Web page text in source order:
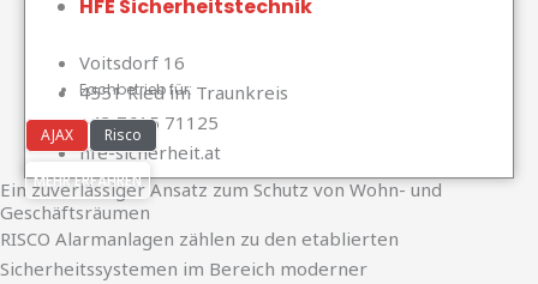
HFE Sicherheitstechnik
Voitsdorf 16
4551 Ried im Traunkreis
+43 7615 71125
hfe-sicherheit.at
Fachbetrieb für:
AJAX Risco
MEHR ERFAHREN
Ein zuverlässiger Ansatz zum Schutz von Wohn- und
Geschäftsräumen
RISCO Alarmanlagen zählen zu den etablierten
Sicherheitssystemen im Bereich moderner